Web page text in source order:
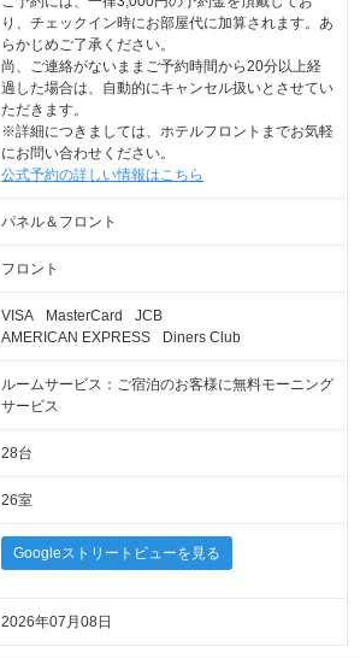
り、チェックイン時にお部屋代に加算されます。あ
らかじめご了承ください。
尚、ご連絡がないままご予約時間から20分以上経
過した場合は、自動的にキャンセル扱いとさせてい
ただきます。
※詳細につきましては、ホテルフロントまでお気軽
にお問い合わせください。
公式予約の詳しい情報はこちら
パネル＆フロント
フロント
VISA MasterCard
JCB
AMERICAN EXPRESS
Diners Club
ルームサービス：ご宿泊のお客様に無料モーニング
サービス
28台
26室
Googleストリートビューを見る
2026年07月08日